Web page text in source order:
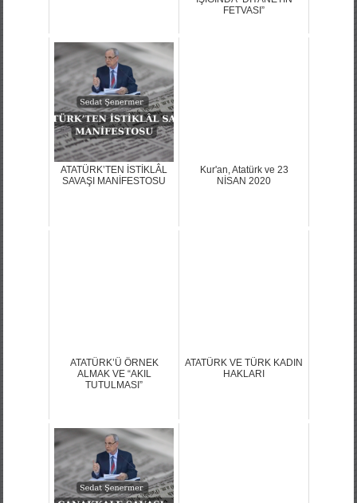
FETVASI”
ATATÜRK’TEN İSTİKLÂL
SAVAŞI MANİFESTOSU
Kur'an, Atatürk ve 23
NİSAN 2020
ATATÜRK’Ü ÖRNEK
ALMAK VE “AKIL
TUTULMASI”
ATATÜRK VE TÜRK KADIN
HAKLARI